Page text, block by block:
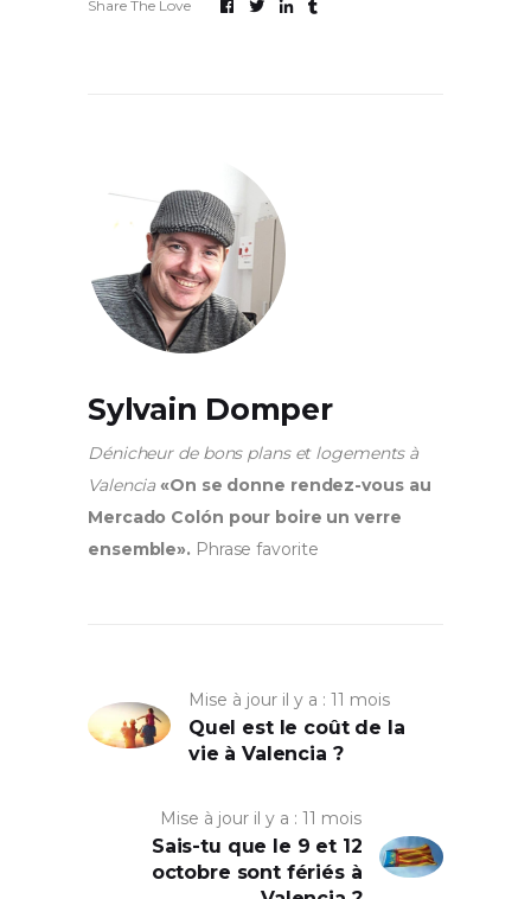
Share The Love
Sylvain Domper
Dénicheur de bons plans et logements à
Valencia «On se donne rendez-vous au
Mercado Colón pour boire un verre
ensemble». Phrase favorite
Mise à jour il y a : 11 mois
Quel est le coût de la
vie à Valencia ?
Mise à jour il y a : 11 mois
Sais-tu que le 9 et 12
octobre sont fériés à